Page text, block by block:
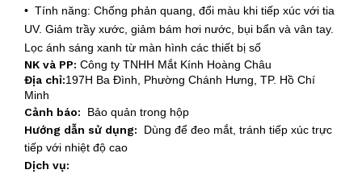
• Tính năng: Chống phản quang, đổi màu khi tiếp xúc với tia
UV. Giảm trầy xước, giảm bám hơi nước, bụi bẩn và vân tay.
Lọc ánh sáng xanh từ màn hình các thiết bị số
NK và PP: Công ty TNHH Mắt Kính Hoàng Châu
Địa chỉ:197H Ba Đình, Phường Chánh Hưng, TP. Hồ Chí
Minh
Cảnh báo: Bảo quản trong hộp
Hướng dẫn sử dụng: Dùng để đeo mắt, tránh tiếp xúc trực
tiếp với nhiệt độ cao
Dịch vụ: